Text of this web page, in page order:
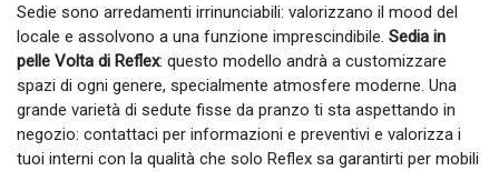
Sedie sono arredamenti irrinunciabili: valorizzano il mood del
locale e assolvono a una funzione imprescindibile. Sedia in
pelle Volta di Reflex: questo modello andrà a customizzare
spazi di ogni genere, specialmente atmosfere moderne. Una
grande varietà di sedute fisse da pranzo ti sta aspettando in
negozio: contattaci per informazioni e preventivi e valorizza i
tuoi interni con la qualità che solo Reflex sa garantirti per mobili